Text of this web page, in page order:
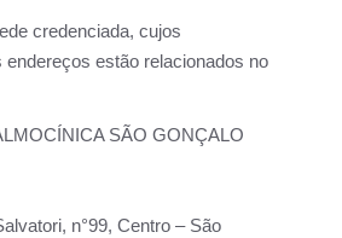
credenciada, cujos
endereços estão relacionados no
SÃO GONÇALO
n°99, Centro – São